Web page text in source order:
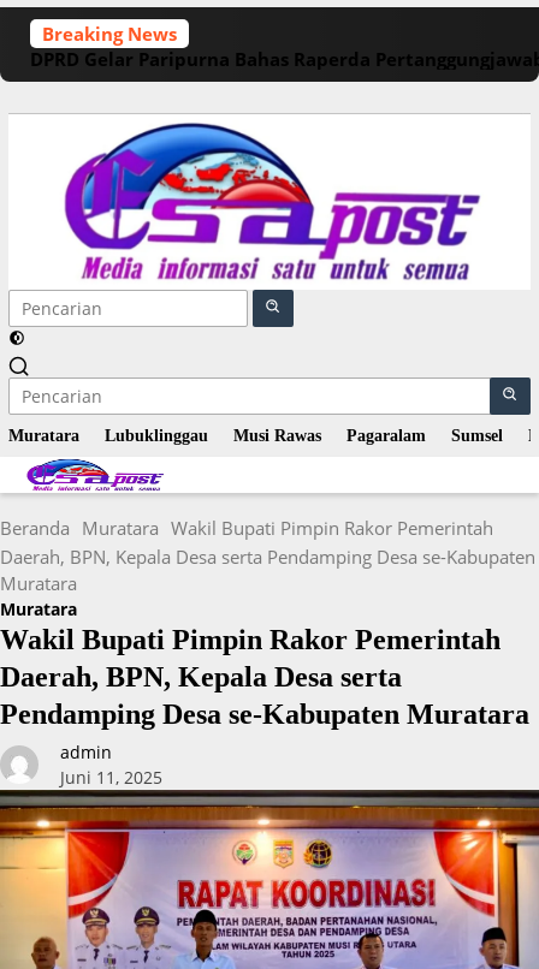
Langsung
konten
Breaking News
DPRD Gelar Paripurna Bahas Raperda
Muratara Lubuklinggau Musi Rawas Pagaralam Sumsel
Beranda Muratara Wakil Bupati Pimpin Rakor Pemerintah
Daerah, BPN, Kepala Desa serta Pendamping Desa se-Kabupaten
Muratara
Muratara
Wakil Bupati Pimpin Rakor Pemerintah
Daerah, BPN, Kepala Desa serta
Pendamping Desa se-Kabupaten Muratara
admin
Juni 11, 2025